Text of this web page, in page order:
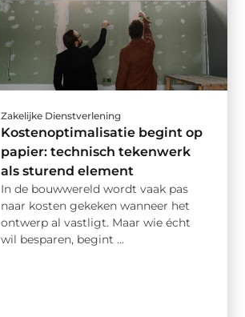
Zakelijke Dienstverlening
Kostenoptimalisatie begint op
papier: technisch tekenwerk
als sturend element
In de bouwwereld wordt vaak pas
naar kosten gekeken wanneer het
ontwerp al vastligt. Maar wie écht
wil besparen, begint ...